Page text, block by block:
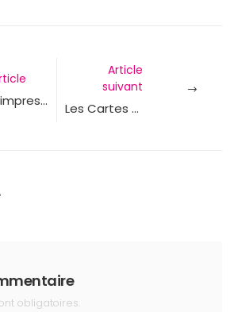
L'avenir de l'impression selon Epson
Article
suivant
Les Cartes de Domiciliation FiPOS d'OfficePartner : Une solution simple, rapide et sécurisée
obligatoires.